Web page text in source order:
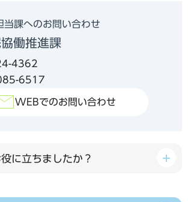
当課へのお問い合わせ
働推進課
4362
6517
WEBでのお問い合わせ
に立ちましたか？